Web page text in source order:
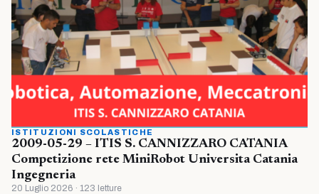
ISTITUZIONI SCOLASTICHE
2009-05-29 – ITIS S. CANNIZZARO CATANIA
Competizione rete MiniRobot Universita Catania
Ingegneria
20 Luglio 2026 · 123 letture